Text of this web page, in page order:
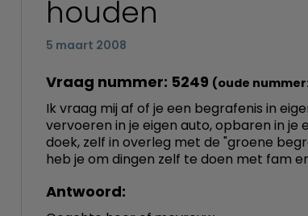
houden
5 maart 2008
Vraag nummer: 5249 (oude
Ik vraag mij af of je een begrafenis in
vervoeren in je eigen auto, opbaren in je
doek, zelf in overleg met de "groene
heb je om dingen zelf te doen met fam
Antwoord: